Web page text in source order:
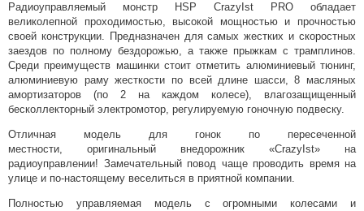
Радиоуправляемый монстр HSP CrazyIst PRO обладает
великолепной проходимостью, высокой мощностью и прочностью
своей конструкции. Предназначен для самых жестких и скоростных
заездов по полному бездорожью, а также прыжкам с трамплинов.
Среди преимуществ машинки стоит отметить алюминиевый тюнинг,
алюминиевую раму жесткости по всей длине шасси, 8 масляных
амортизаторов (по 2 на каждом колесе), влагозащищенный
бесколлекторный электромотор, регулируемую гоночную подвеску.
Отличная модель для гонок по пересеченной
местности, оригинальный внедорожник «CrazyIst» на
радиоуправлении! Замечательный повод чаще проводить время на
улице и по-настоящему веселиться в приятной компании.
Полностью управляемая модель с огромными колесами и